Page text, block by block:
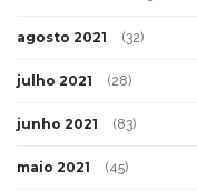
agosto 2021 (32)
julho 2021 (28)
junho 2021 (83)
maio 2021 (45)